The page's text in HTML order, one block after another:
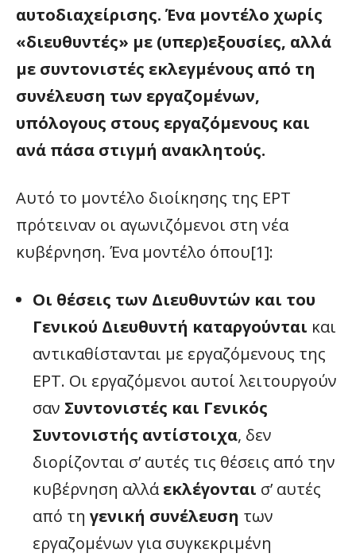
αυτοδιαχείρισης. Ένα μοντέλο χωρίς
«διευθυντές» με (υπερ)εξουσίες, αλλά
με συντονιστές εκλεγμένους από τη
συνέλευση των εργαζομένων,
υπόλογους στους εργαζόμενους και
ανά πάσα στιγμή ανακλητούς.
Αυτό το μοντέλο διοίκησης της ΕΡΤ
πρότειναν οι αγωνιζόμενοι στη νέα
κυβέρνηση. Ένα μοντέλο όπου[1]:
Οι θέσεις των Διευθυντών και του
Γενικού Διευθυντή καταργούνται και
αντικαθίστανται με εργαζόμενους της
ΕΡΤ. Οι εργαζόμενοι αυτοί λειτουργούν
σαν Συντονιστές και Γενικός
Συντονιστής αντίστοιχα, δεν
διορίζονται σ’ αυτές τις θέσεις από την
κυβέρνηση αλλάεκλέγονται σ’ αυτές
από τη γενική συνέλευση των
εργαζομένων για συγκεκριμένη